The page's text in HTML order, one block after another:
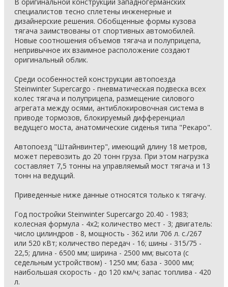
специалистов тесно сплетены инженерные и
дизайнерские решения. Обобщенные формы кузова
тягача заимствованы от спортивных автомобилей.
Новые соотношения объемов тягача и полуприцепа,
непривычное их взаимное расположение создают
оригинальный облик.
Среди особенностей конструкции автопоезда
Steinwinter Supercargo - пневматическая подвеска всех
колес тягача и полуприцепа, размещение силового
агрегата между осями, антиблокировочная система в
приводе тормозов, блокируемый дифференциал
ведущего моста, анатомические сиденья типа "Рекаро".
Автопоезд "Штайнвинтер", имеющий длину 18 метров,
может перевозить до 20 тонн груза. При этом нагрузка
составляет 7,5 тонны на управляемый мост тягача и 13
тонн на ведущий.
Приведенные ниже данные относятся только к тягачу.
Год постройки Steinwinter Supercargo 20.40 - 1983;
колесная формула - 4x2; количество мест - 3; двигатель:
число цилиндров - 8, мощность - 362 или 706 л. с./267
или 520 кВт; количество передач - 16; шины - 315/75 -
22,5; длина - 6500 мм; ширина - 2500 мм; высота (с
седельным устройством) - 1250 мм; база - 3000 мм;
наибольшая скорость - до 120 км/ч; запас топлива - 420
л.